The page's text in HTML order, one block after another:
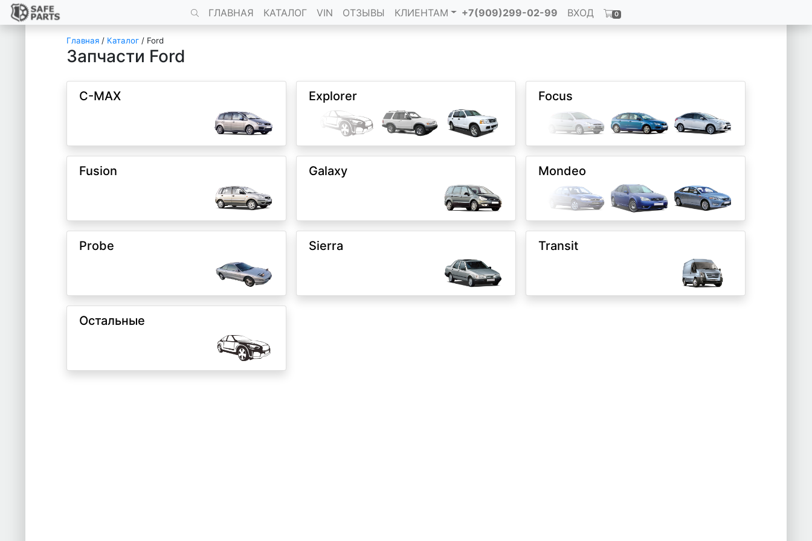
ГЛАВНАЯ КАТАЛОГ VIN ОТЗЫВЫ КЛИЕНТАМ +7(909)299-02-99 ВХОД 0
Главная / Каталог / Ford
Запчасти Ford
C-MAX Explorer Focus
Fusion Galaxy Mondeo
Probe Sierra Transit
Остальные